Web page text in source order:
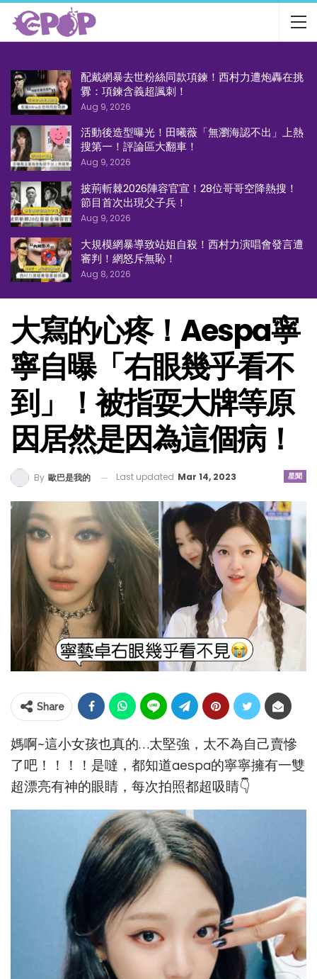
配戴網暴去世粉絲同款項鍊！西村力遭炮轟在挑
釁：項鍊含義超諷刺！
Aug 9, 2026
活動後造型曝光！田曦薇「無瀏海認不出」上熱
搜第一！評論區大翻車！
Aug 9, 2026
披荊斬棘2026陣容官宣！28位哥哥空降熱搜！
節目首次出現父子兵！
Aug 9, 2026
大規模網暴導致站姐自殺！西村力演唱會發言遭
審判！網怒斥無恥！
Aug 8, 2026
大寫的心疼！aespa寧
寧自曝「右眼幾乎看不
到」！被指耍大牌等原
因居然是因為這個病！
星聞
By 歐巴是我的 Last updated Mar 14, 2023
Share
媽啊~這小女孩也真的…太堅強，太不為自己賣慘
了吧！！！！是噠，都知道aespa的寧寧擁有一雙
超漂亮有神的眼睛，每次拍照都超吸睛👇